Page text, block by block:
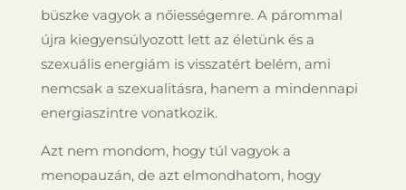
büszke vagyok a nőiességemre. A párommal
újra kiegyensúlyozott lett az életünk és a
szexuális energiám is visszatért belém, ami
nemcsak a szexualitásra, hanem a mindennapi
energiaszintre vonatkozik.
Azt nem mondom, hogy túl vagyok a
menopauzán, de azt elmondhatom, hogy